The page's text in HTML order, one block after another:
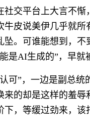
社交平台上大言不
牛皮说美伊几乎就
坠。可谁能想到，
是AI生成的”，早就
可”，一边是副总
来的却是这样的羞
，等缓过劲来，该